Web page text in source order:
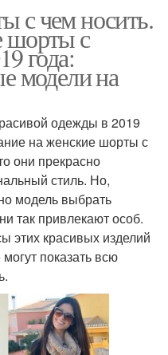
с чем носить.
шорты с
года:
модели на
одежды в 2019
на женские шорты с
они прекрасно
стиль. Но,
модель выбрать
так привлекают особ.
этих красивых изделий
показать всю